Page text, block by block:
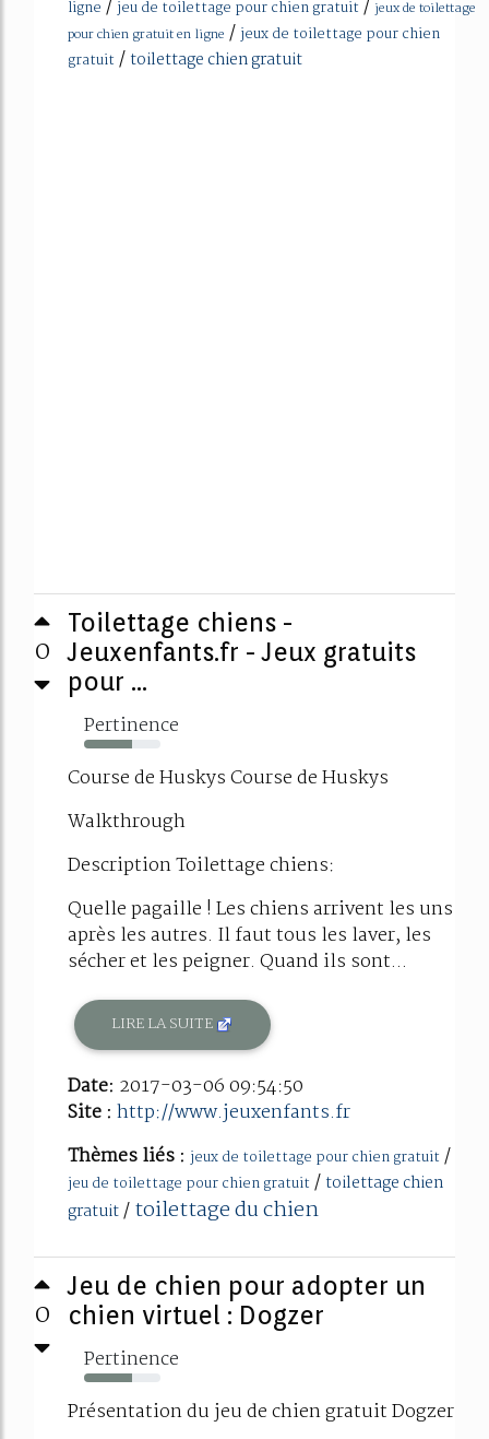
ligne / jeu de toilettage pour chien gratuit / jeux de toilettage
pour chien gratuit en ligne / jeux de toilettage pour chien
gratuit / toilettage chien gratuit
0
Toilettage chiens -
Jeuxenfants.fr - Jeux gratuits
pour ...
Pertinence
63%
Course de Huskys Course de Huskys
Walkthrough
Description Toilettage chiens:
Quelle pagaille ! Les chiens arrivent les uns
après les autres. Il faut tous les laver, les
sécher et les peigner. Quand ils sont...
LIRE LA SUITE
Date: 2017-03-06 09:54:50
Site : http://www.jeuxenfants.fr
Thèmes liés : jeux de toilettage pour chien gratuit /
jeu de toilettage pour chien gratuit / toilettage chien
gratuit/toilettage du chien
0
Jeu de chien pour adopter un
chien virtuel : Dogzer
Pertinence
63%
Présentation du jeu de chien gratuit Dogzer